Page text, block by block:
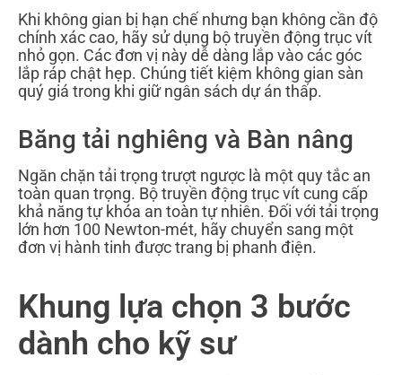
Khi không gian bị hạn chế nhưng bạn không cần độ
chính xác cao, hãy sử dụng bộ truyền động trục vít
nhỏ gọn. Các đơn vị này dễ dàng lắp vào các góc
lắp ráp chật hẹp. Chúng tiết kiệm không gian sàn
quý giá trong khi giữ ngân sách dự án thấp.
Băng tải nghiêng và Bàn nâng
Ngăn chặn tải trọng trượt ngược là một quy tắc an
toàn quan trọng. Bộ truyền động trục vít cung cấp
khả năng tự khóa an toàn tự nhiên. Đối với tải trọng
lớn hơn 100 Newton-mét, hãy chuyển sang một
đơn vị hành tinh được trang bị phanh điện.
Khung lựa chọn 3 bước
dành cho kỹ sư